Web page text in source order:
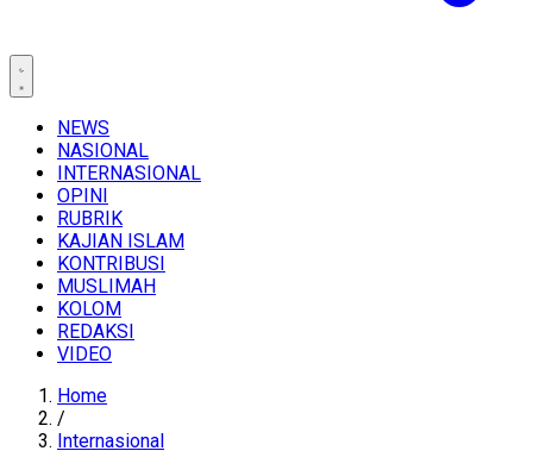
NEWS
NASIONAL
INTERNASIONAL
OPINI
RUBRIK
KAJIAN ISLAM
KONTRIBUSI
MUSLIMAH
KOLOM
REDAKSI
VIDEO
Home
/
Internasional